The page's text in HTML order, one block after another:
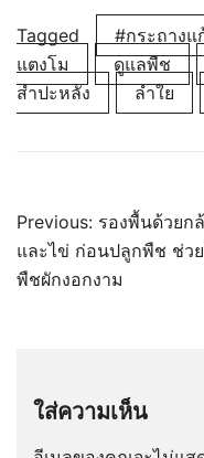
Tagged #กระถางแ
แตงโม
ดูแลพืช
สำปะหลัง
ลำใย
แนะแนว
เรื่อง
Previous: รองพื้นด้วยก
และไข่ ก่อนปลูกพืช ช่ว
พืชผักงอกงาม
ใส่ความเห็น